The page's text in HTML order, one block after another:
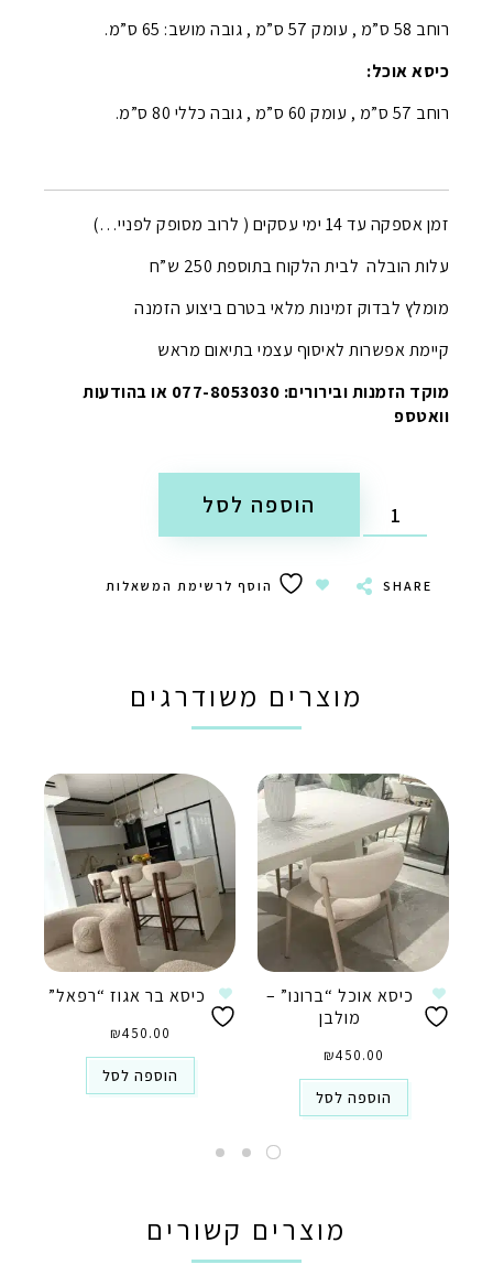
רוחב 58 ס”מ , עומק 57 ס”מ , גובה מושב: 65 ס”מ.
כיסא אוכל:
רוחב 57 ס”מ , עומק 60 ס”מ , גובה כללי 80 ס”מ.
זמן אספקה עד 14 ימי עסקים ( לרוב מסופק לפניי…)
עלות הובלה לבית הלקוח בתוספת 250 ש”ח
מומלץ לבדוק זמינות מלאי בטרם ביצוע הזמנה
קיימת אפשרות לאיסוף עצמי בתיאום מראש
מוקד הזמנות ובירורים: 077-8053030 או בהודעות
וואטספ
הוספה לסל
SHARE הוסף לרשימת המשאלות
מוצרים משודרגים
כיסא אוכל “ברונו” –
מולבן
₪450.00
הוספה לסל
כיסא בר אגוז “רפאל”
₪450.00
הוספה לסל
מוצרים קשורים